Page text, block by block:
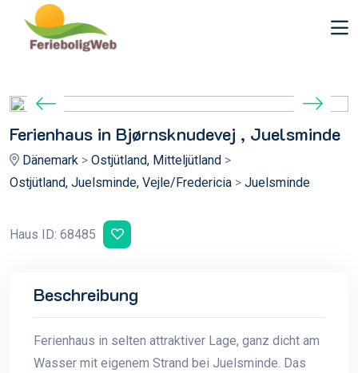
Ferienhaus in Bjørnsknudevej , Juelsminde
Dänemark > Ostjütland, Mitteljütland >
Ostjütland, Juelsminde, Vejle/Fredericia > Juelsminde
Haus ID: 68485
Beschreibung
Ferienhaus in selten attraktiver Lage, ganz dicht am
Wasser mit eigenem Strand bei Juelsminde. Das